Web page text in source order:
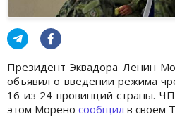
Президент Эквадора Ленин
объявил о введении режима
16 из 24 провинций страны.
этом Морено сообщил в своем